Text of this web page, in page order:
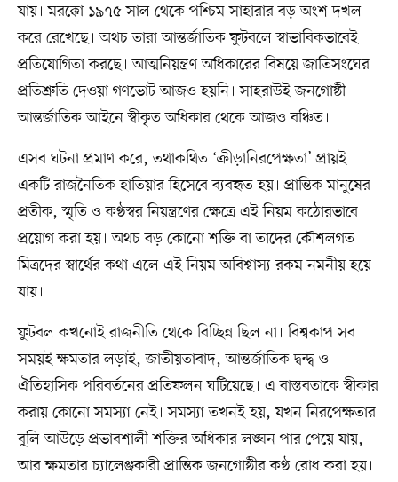
যায়। মরক্কো ১৯৭৫ সাল থেকে পশ্চিম সাহারার বড় অংশ দখল
করে রেখেছে। অথচ তারা আন্তর্জাতিক ফুটবলে স্বাভাবিকভাবেই
প্রতিযোগিতা করছে। আত্মনিয়ন্ত্রণ অধিকারের বিষয়ে জাতিসংঘের
প্রতিশ্রুতি দেওয়া গণভোট আজও হয়নি। সাহরাউই জনগোষ্ঠী
আন্তর্জাতিক আইনে স্বীকৃত অধিকার থেকে আজও বঞ্চিত।
এসব ঘটনা প্রমাণ করে, তথাকথিত ‘ক্রীড়ানিরপেক্ষতা’ প্রায়ই
একটি রাজনৈতিক হাতিয়ার হিসেবে ব্যবহৃত হয়। প্রান্তিক মানুষের
প্রতীক, স্মৃতি ও কণ্ঠস্বর নিয়ন্ত্রণের ক্ষেত্রে এই নিয়ম কঠোরভাবে
প্রয়োগ করা হয়। অথচ বড় কোনো শক্তি বা তাদের কৌশলগত
মিত্রদের স্বার্থের কথা এলে এই নিয়ম অবিশ্বাস্য রকম নমনীয় হয়ে
যায়।
ফুটবল কখনোই রাজনীতি থেকে বিচ্ছিন্ন ছিল না। বিশ্বকাপ সব
সময়ই ক্ষমতার লড়াই, জাতীয়তাবাদ, আন্তর্জাতিক দ্বন্দ্ব ও
ঐতিহাসিক পরিবর্তনের প্রতিফলন ঘটিয়েছে। এ বাস্তবতাকে স্বীকার
করায় কোনো সমস্যা নেই। সমস্যা তখনই হয়, যখন নিরপেক্ষতার
বুলি আউড়ে প্রভাবশালী শক্তির অধিকার লঙ্ঘন পার পেয়ে যায়,
আর ক্ষমতার চ্যালেঞ্জকারী প্রান্তিক জনগোষ্ঠীর কণ্ঠ রোধ করা হয়।